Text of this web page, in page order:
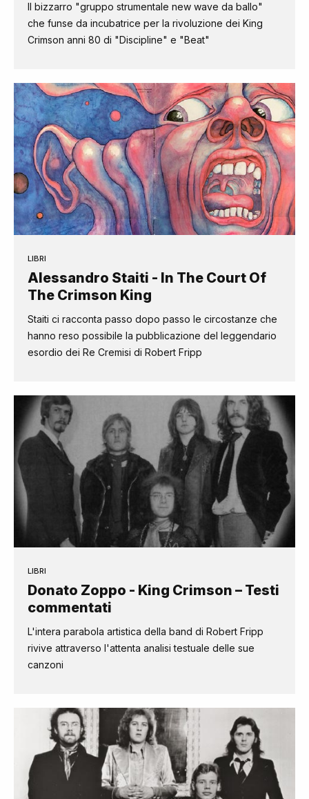
Il bizzarro "gruppo strumentale new wave da ballo"
che funse da incubatrice per la rivoluzione dei King
Crimson anni 80 di "Discipline" e "Beat"
LIBRI
Alessandro Staiti - In The Court Of
The Crimson King
Staiti ci racconta passo dopo passo le circostanze che
hanno reso possibile la pubblicazione del leggendario
esordio dei Re Cremisi di Robert Fripp
LIBRI
Donato Zoppo - King Crimson – Testi
commentati
L'intera parabola artistica della band di Robert Fripp
rivive attraverso l'attenta analisi testuale delle sue
canzoni